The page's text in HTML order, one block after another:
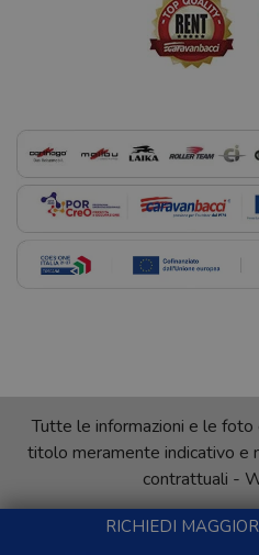
RICHIEDI
Tutte le informazioni e le
titolo meramente indicativo e
contrattuali -